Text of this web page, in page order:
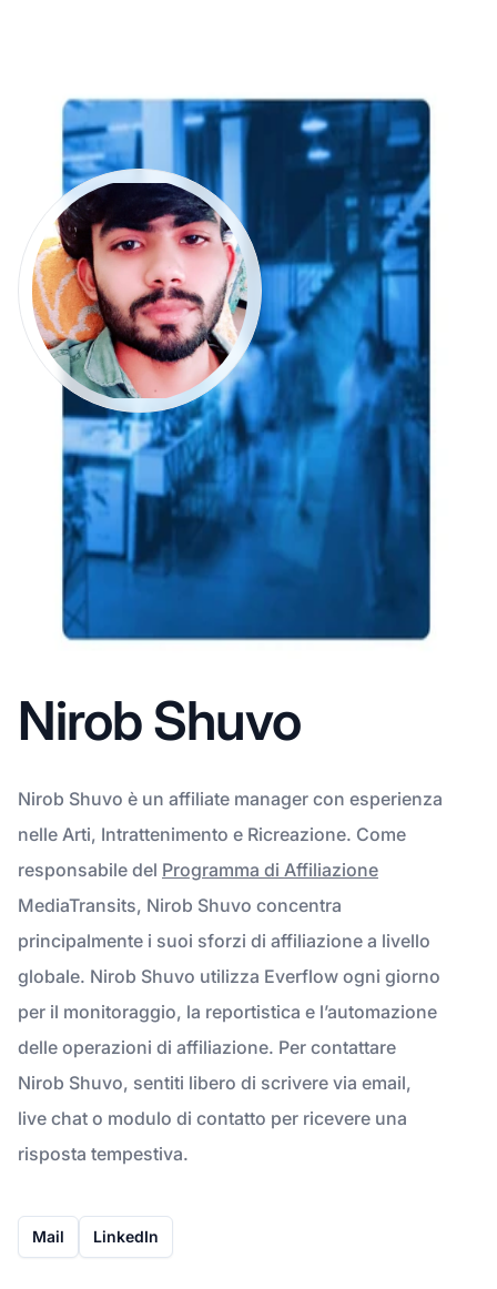
Nirob Shuvo
Nirob Shuvo è un affiliate manager con esperienza
nelle Arti, Intrattenimento e Ricreazione. Come
responsabile del Programma di Affiliazione
MediaTransits, Nirob Shuvo concentra
principalmente i suoi sforzi di affiliazione a livello
globale. Nirob Shuvo utilizza Everflow ogni giorno
per il monitoraggio, la reportistica e l’automazione
delle operazioni di affiliazione. Per contattare
Nirob Shuvo, sentiti libero di scrivere via email,
live chat o modulo di contatto per ricevere una
risposta tempestiva.
Mail LinkedIn